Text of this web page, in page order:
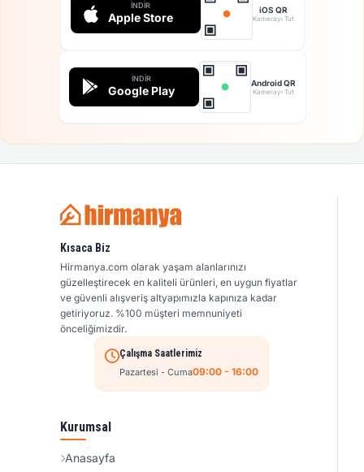
İNDIR
Apple Store
iOS QR
Kamerayı Tut
İNDIR
Google Play
Android QR
Kamerayı Tut
Kısaca Biz
Hirmanya.com olarak yaşam alanlarınızı
güzelleştirecek en kaliteli ürünleri, en uygun fiyatlar
ve güvenli alışveriş altyapımızla kapınıza kadar
getiriyoruz. %100 müşteri memnuniyeti
önceliğimizdir.
Çalışma Saatlerimiz
Pazartesi - Cuma09:00 - 16:00
Kurumsal
Anasayfa